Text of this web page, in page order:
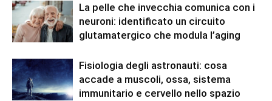
La pelle che invecchia comunica con i
neuroni: identificato un circuito
glutamatergico che modula l’aging
Fisiologia degli astronauti: cosa
accade a muscoli, ossa, sistema
immunitario e cervello nello spazio